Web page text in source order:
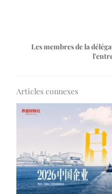
Les membres de la
Articles connexes